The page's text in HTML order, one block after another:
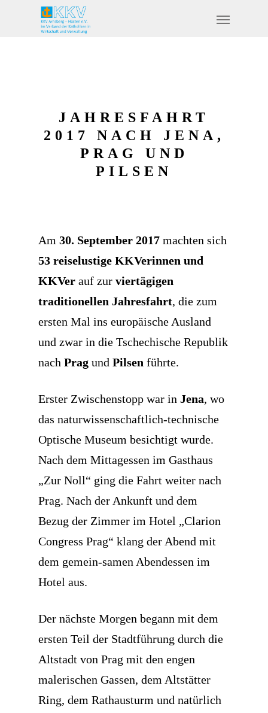
JAHRESFAHRT
2017 NACH JENA,
PRAG UND
PILSEN
Am 30. September 2017 machten sich
53 reiselustige KKVerinnen und
KKVer auf zur viertägigen
traditionellen Jahresfahrt, die zum
ersten Mal ins europäische Ausland
und zwar in die Tschechische Republik
nach Prag und Pilsen führte.
Erster Zwischenstopp war in Jena, wo
das naturwissenschaftlich-technische
Optische Museum besichtigt wurde.
Nach dem Mittagessen im Gasthaus
„Zur Noll“ ging die Fahrt weiter nach
Prag. Nach der Ankunft und dem
Bezug der Zimmer im Hotel „Clarion
Congress Prag“ klang der Abend mit
dem gemein-samen Abendessen im
Hotel aus.
Der nächste Morgen begann mit dem
ersten Teil der Stadtführung durch die
Altstadt von Prag mit den engen
malerischen Gassen, dem Altstätter
Ring, dem Rathausturm und natürlich